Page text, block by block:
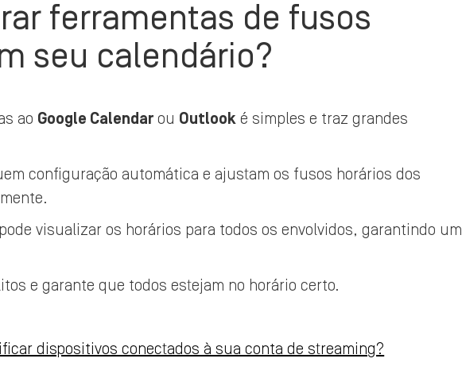
ferramentas de fusos
seu calendário?
ao Google Calendarou Outlook é simples e traz grandes
configuração automática e ajustam os fusos horários dos
visualizar os horários para todos os envolvidos, garantindo um
e garante que todos estejam no horário certo.
dispositivos conectados à sua conta de streaming?